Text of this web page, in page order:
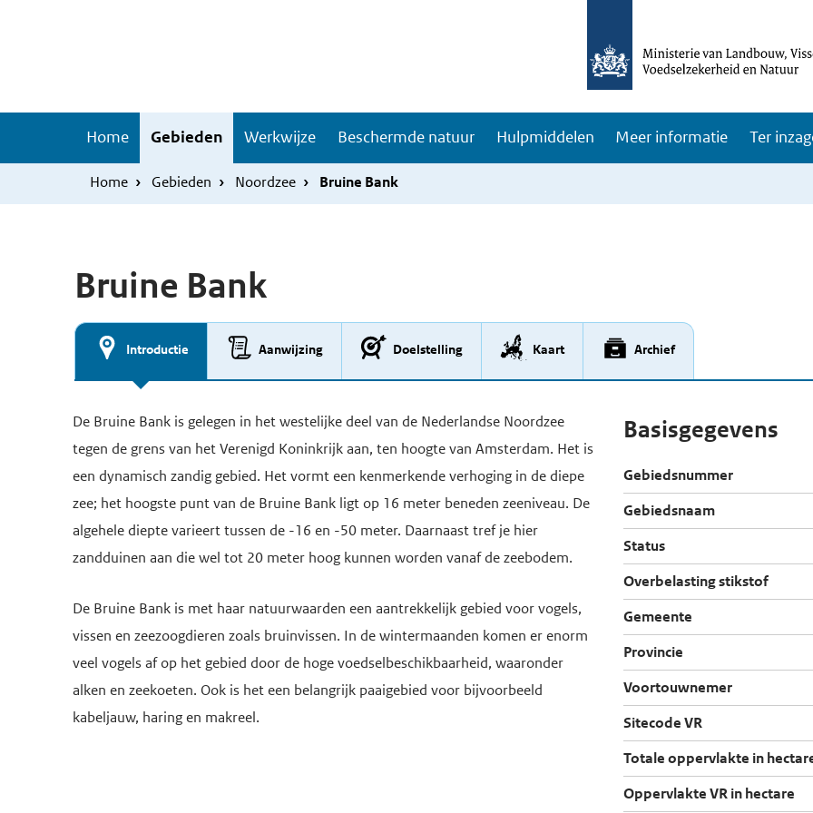
Hoofdnavigatie
Home Gebieden Werkwijze Beschermde natuur Hulpmiddelen Meer informatie Ter
Home Gebieden Noordzee Bruine Bank
Bruine Bank
Introductie Aanwijzing Doelstelling Kaart Archief
De Bruine Bank is gelegen in het westelijke deel van de Nederlandse Noordzee
tegen de grens van het Verenigd Koninkrijk aan, ten hoogte van Amsterdam. Het is
een dynamisch zandig gebied. Het vormt een kenmerkende verhoging in de diepe
zee; het hoogste punt van de Bruine Bank ligt op 16 meter beneden zeeniveau. De
algehele diepte varieert tussen de -16 en -50 meter. Daarnaast tref je hier
zandduinen aan die wel tot 20 meter hoog kunnen worden vanaf de zeebodem.
De Bruine Bank is met haar natuurwaarden een aantrekkelijk gebied voor vogels,
vissen en zeezoogdieren zoals bruinvissen. In de wintermaanden komen er enorm
veel vogels af op het gebied door de hoge voedselbeschikbaarheid, waaronder
alken en zeekoeten. Ook is het een belangrijk paaigebied voor bijvoorbeeld
kabeljauw, haring en makreel.
Basisgegevens
Gebiedsnummer
Gebiedsnaam
Status
Overbelasting stikstof
Gemeente
Provincie
Voortouwnemer
Sitecode VR
Totale oppervlakte in
Oppervlakte VR in hectare